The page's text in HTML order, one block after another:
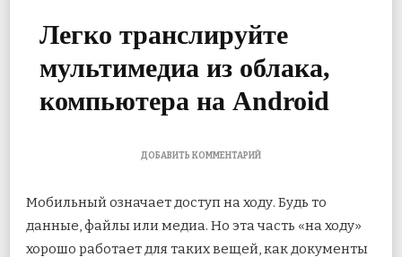
Легко транслируйте
мультимедиа из облака,
компьютера на Android
ДОБАВИТЬ КОММЕНТАРИЙК
ТРАНСЛИРУЙТЕ
ИЗ
ОБЛАКА,
Мобильный означает доступ на ходу. Будь то
данные, файлы или медиа. Но эта часть «на ходу»
хорошо работает для таких вещей, как документы